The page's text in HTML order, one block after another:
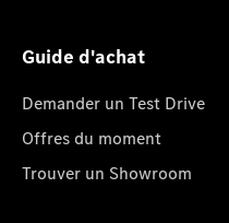
Guide d'achat
Demander un Test Drive
Offres du moment
Trouver un Showroom